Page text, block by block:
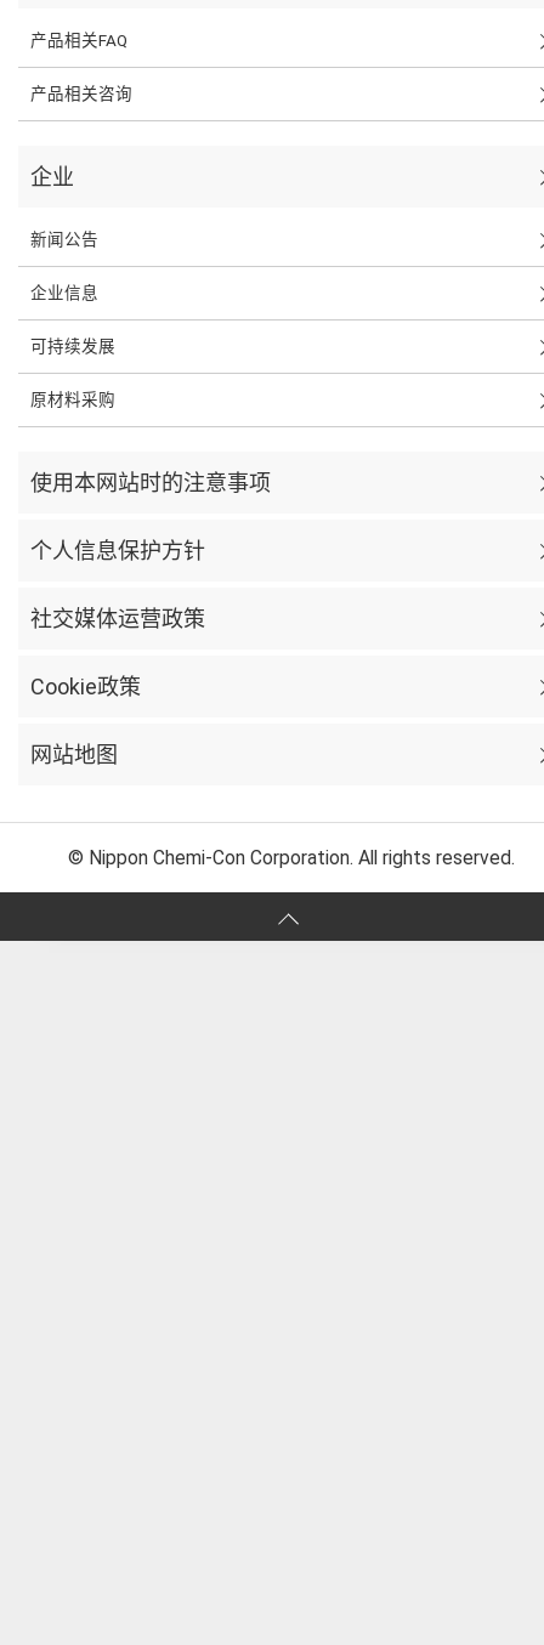
产品相关FAQ
产品相关咨询
企业
新闻公告
企业信息
可持续发展
原材料采购
使用本网站时的注意事项
个人信息保护方针
社交媒体运营政策
Cookie政策
网站地图
© Nippon Chemi-Con Corporation. All rights reserved.